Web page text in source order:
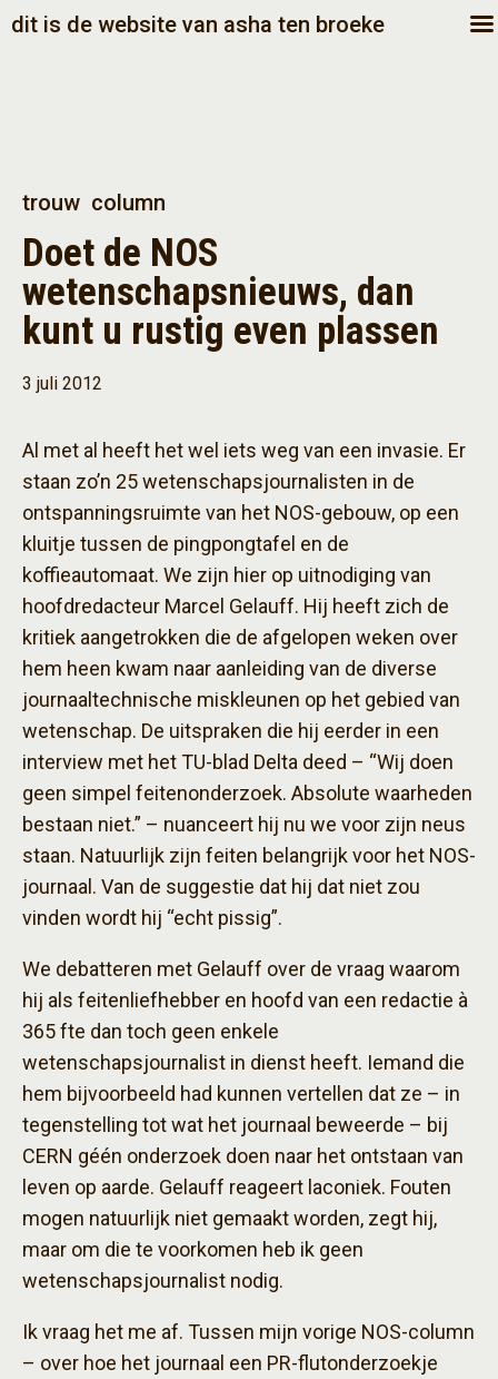
dit is de website van asha ten broeke
trouw column
Doet de NOS
wetenschapsnieuws, dan
kunt u rustig even plassen
3 juli 2012
Al met al heeft het wel iets weg van een invasie. Er
staan zo’n 25 wetenschapsjournalisten in de
ontspanningsruimte van het NOS-gebouw, op een
kluitje tussen de pingpongtafel en de
koffieautomaat. We zijn hier op uitnodiging van
hoofdredacteur Marcel Gelauff. Hij heeft zich de
kritiek aangetrokken die de afgelopen weken over
hem heen kwam naar aanleiding van de diverse
journaaltechnische miskleunen op het gebied van
wetenschap. De uitspraken die hij eerder in een
interview met het TU-blad Delta deed – “Wij doen
geen simpel feitenonderzoek. Absolute waarheden
bestaan niet.” – nuanceert hij nu we voor zijn neus
staan. Natuurlijk zijn feiten belangrijk voor het NOS-
journaal. Van de suggestie dat hij dat niet zou
vinden wordt hij “echt pissig”.
We debatteren met Gelauff over de vraag waarom
hij als feitenliefhebber en hoofd van een redactie à
365 fte dan toch geen enkele
wetenschapsjournalist in dienst heeft. Iemand die
hem bijvoorbeeld had kunnen vertellen dat ze – in
tegenstelling tot wat het journaal beweerde – bij
CERN géén onderzoek doen naar het ontstaan van
leven op aarde. Gelauff reageert laconiek. Fouten
mogen natuurlijk niet gemaakt worden, zegt hij,
maar om die te voorkomen heb ik geen
wetenschapsjournalist nodig.
Ik vraag het me af. Tussen mijn vorige NOS-column
– over hoe het journaal een PR-flutonderzoekje